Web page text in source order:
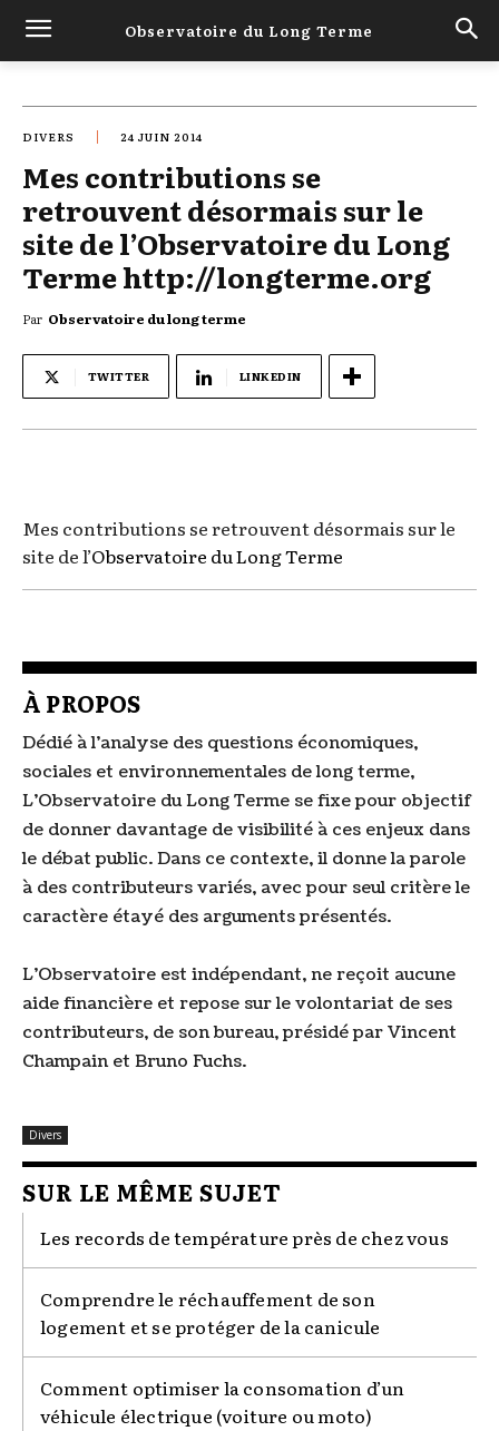
Observatoire du Long Terme
DIVERS 24 JUIN 2014
Mes contributions se
retrouvent désormais sur le
site de l’Observatoire du Long
Terme http://longterme.org
Par Observatoire du long terme
TWITTER LINKEDIN
Mes contributions se retrouvent désormais sur le
site de l’Observatoire du Long Terme
À PROPOS
Dédié à l'analyse des questions économiques,
sociales et environnementales de long terme,
L'Observatoire du Long Terme se fixe pour objectif
de donner davantage de visibilité à ces enjeux dans
le débat public. Dans ce contexte, il donne la parole
à des contributeurs variés, avec pour seul critère le
caractère étayé des arguments présentés.
L'Observatoire est indépendant, ne reçoit aucune
aide financière et repose sur le volontariat de ses
contributeurs, de son bureau, présidé par Vincent
Champain et Bruno Fuchs.
Divers
SUR LE MÊME SUJET
Les records de température près de chez vous
Comprendre le réchauffement de son
logement et se protéger de la canicule
Comment optimiser la consomation d’un
véhicule électrique (voiture ou moto)